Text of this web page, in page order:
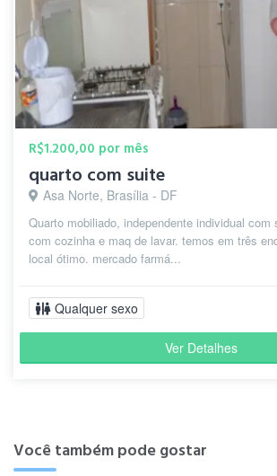
R$1.200,00 por mês
quarto com suite
Asa Norte, Brasília - DF
Quarto mobiliado, independente individual com
com cozinha e maq de lavar. temos em três
local ótimo. mercado farmá...
Qualquer sexo
Ver Detalhes
Você também pode gostar